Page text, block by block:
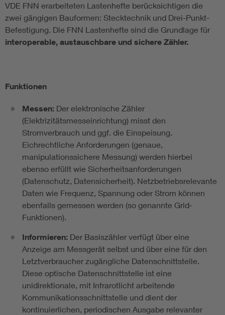
VDE FNN erarbeiteten Lastenhefte berücksichtigen die
zwei gängigen Bauformen: Stecktechnik und Drei-Punkt-
Befestigung. Die FNN Lastenhefte sind die Grundlage für
interoperable, austauschbare und sichere Zähler.
Funktionen
Messen: Der elektronische Zähler
(Elektrizitätsmesseinrichtung) misst den
Stromverbrauch und ggf. die Einspeisung.
Eichrechtliche Anforderungen (genaue,
manipulationssichere Messung) werden hierbei
ebenso erfüllt wie Sicherheitsanforderungen
(Datenschutz, Datensicherheit). Netzbetriebsrelevante
Daten wie Frequenz, Spannung oder Strom können
ebenfalls gemessen werden (so genannte Grid-
Funktionen).
Informieren: Der Basiszähler verfügt über eine
Anzeige am Messgerät selbst und über eine für den
Letztverbraucher zugängliche Datenschnittstelle.
Diese optische Datenschnittstelle ist eine
unidirektionale, mit Infrarotlicht arbeitende
Kommunikationsschnittstelle und dient der
kontinuierlichen, periodischen Ausgabe relevanter